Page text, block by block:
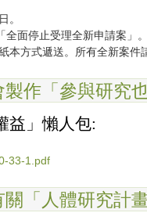
。
全面停止受理全新申請案」
本方式遞送。所有全新案
作「參與研究
益」懶人包:
33-1.pdf
「人體研究計